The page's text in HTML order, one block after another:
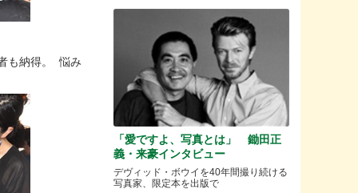
も納得。 悩み
「愛ですよ、写真とは」 鋤田正
義・来豪インタビュー
デヴィッド・ボウイを40年間撮り続ける
写真家、限定本を出版で